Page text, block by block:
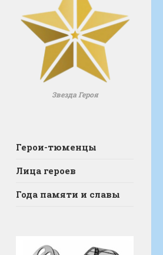
Звезда Героя
Герои-тюменцы
Лица героев
Года памяти и славы